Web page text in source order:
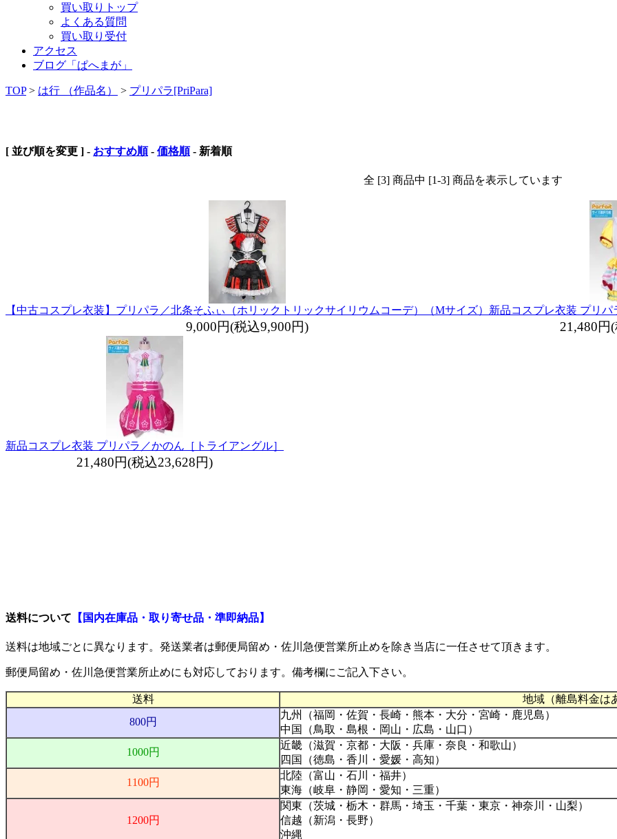
買い取りトップ
よくある質問
買い取り受付
アクセス
ブログ「ぱへまが」
TOP> は行 （作品名） > プリパラ[PriPara]
[ 並び順を変更 ] - おすすめ順- 価格順- 新着順
全 [3] 商品中 [1-3] 商品を表示しています
【中古コスプレ衣装】プリパラ／北条そふぃ（ホリックトリックサイリウムコーデ）（Mサイズ）
9,000円(税込9,900円)
新品コスプレ衣装 プリパ
21,480円
新品コスプレ衣装 プリパラ／かのん［トライアングル］
21,480円(税込23,628円)
送料について 【国内在庫品・取り寄せ品・準即納品】
送料は地域ごとに異なります。発送業者は郵便局留め・佐川急便営業所止めを除き当店に一任させて頂きます。
郵便局留め・佐川急便営業所止めにも対応しております。備考欄にご記入下さい。
送料
地域（離島料金は
800円
九州（福岡・佐賀・長崎・熊本・大分・宮崎・鹿児島）
中国（鳥取・島根・岡山・広島・山口）
1000円
近畿（滋賀・京都・大阪・兵庫・奈良・和歌山）
四国（徳島・香川・愛媛・高知）
1100円
北陸（富山・石川・福井）
東海（岐阜・静岡・愛知・三重）
1200円
関東（茨城・栃木・群馬・埼玉・千葉・東京・神奈川・山梨）
信越（新潟・長野）
沖縄